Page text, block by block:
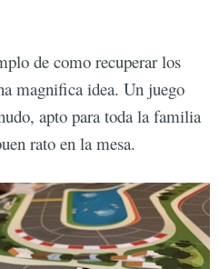
de como recuperar los
magnifica idea. Un juego
apto para toda la familia
rato en la mesa.